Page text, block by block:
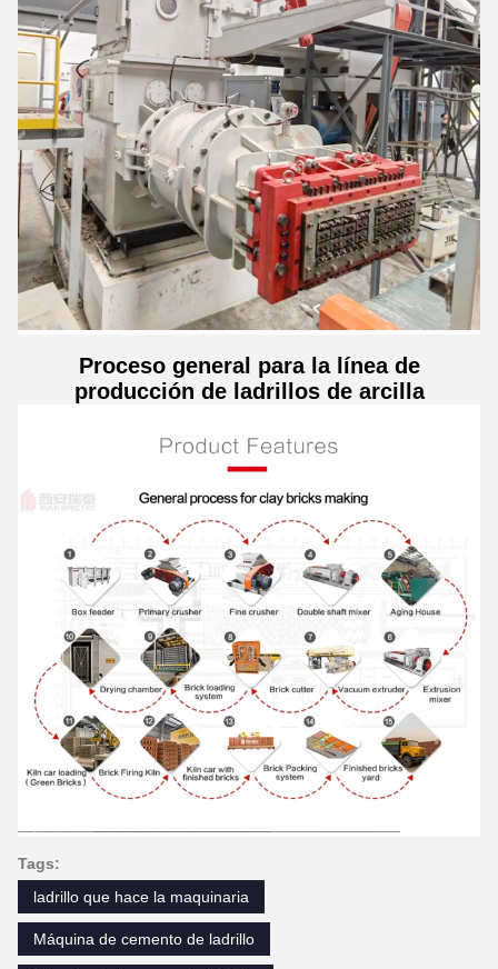
Proceso general para la línea de
producción de ladrillos de arcilla
Tags:
ladrillo que hace la maquinaria
Máquina de cemento de ladrillo